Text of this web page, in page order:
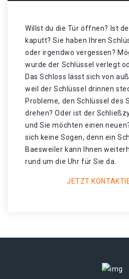
Willst du die Tür öffnen? Ist
kaputt? Sie haben Ihren
oder irgendwo vergessen?
wurde der Schlüssel verlegt
Das Schloss lässt sich von
weil der Schlüssel drinnen
Probleme, den Schlüssel des
drehen? Oder ist der
und Sie möchten einen
sich keine Sogen, denn ein
Baesweiler kann Ihnen
rund um die Uhr für Sie da.
JETZT